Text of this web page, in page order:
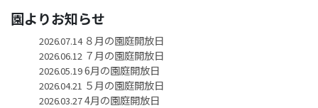
園よりお知らせ
2026.07.14８月の園庭開放日
2026.06.12 ７月の園庭開放日
2026.05.196月の園庭開放日
2026.04.21 ５月の園庭開放日
2026.03.274月の園庭開放日